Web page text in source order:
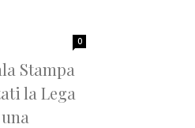
0
Stampa
la Lega